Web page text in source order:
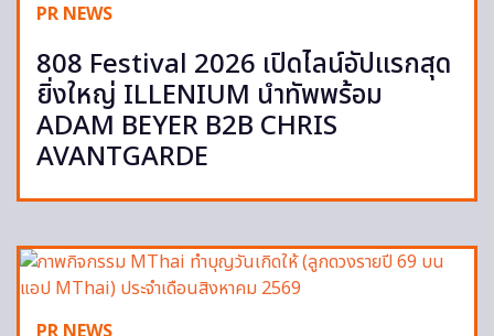
PR NEWS
808 Festival 2026 เปิดไลน์อัปแรกสุด
ยิ่งใหญ่ ILLENIUM นำทัพพร้อม
ADAM BEYER B2B CHRIS
AVANTGARDE